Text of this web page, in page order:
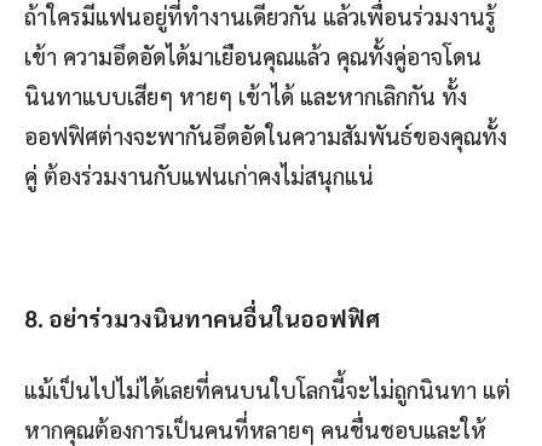
ถ้าใครมีแฟนอยู่ที่ทำงานเดียวกัน แล้วเพื่อนร่วมงานรู้
เข้า ความอึดอัดได้มาเยือนคุณแล้ว คุณทั้งคู่อาจโดน
นินทาแบบเสียๆ หายๆ เข้าได้ และหากเลิกกัน ทั้ง
ออฟฟิศต่างจะพากันอึดอัดในความสัมพันธ์ของคุณทั้ง
คู่ ต้องร่วมงานกับแฟนเก่าคงไม่สนุกแน่
8. อย่าร่วมวงนินทาคนอื่นในออฟฟิศ
แม้เป็นไปไม่ได้เลยที่คนบนใบโลกนี้จะไม่ถูกนินทา แต่
หากคุณต้องการเป็นคนที่หลายๆ คนชื่นชอบและให้